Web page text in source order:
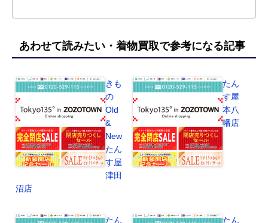
あわせて読みたい・着物買取で参考になる記事
きも
の
Old
&
New
たん
す屋
津田
沼店
たん
す屋
本八
幡店
たん
たん